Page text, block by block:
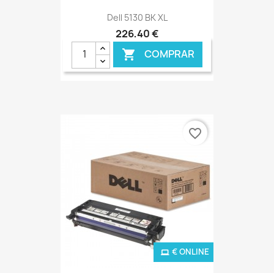
Dell 5130 BK XL
226,40 €
 COMPRAR
€ ONLINE
favorite_border